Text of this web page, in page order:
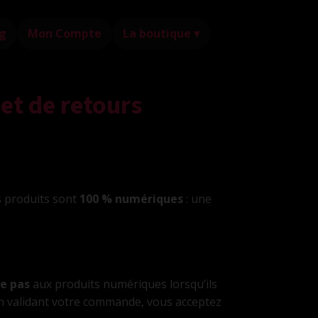
Mon Compte La boutique ▾
de retours
produits sont 100 % numériques : une
pas aux produits numériques lorsqu’ils
validant votre commande, vous acceptez